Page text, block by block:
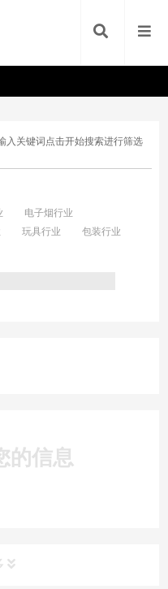
入关键词点击开始搜索进行筛选
电子烟行业
玩具行业
包装行业
的信息